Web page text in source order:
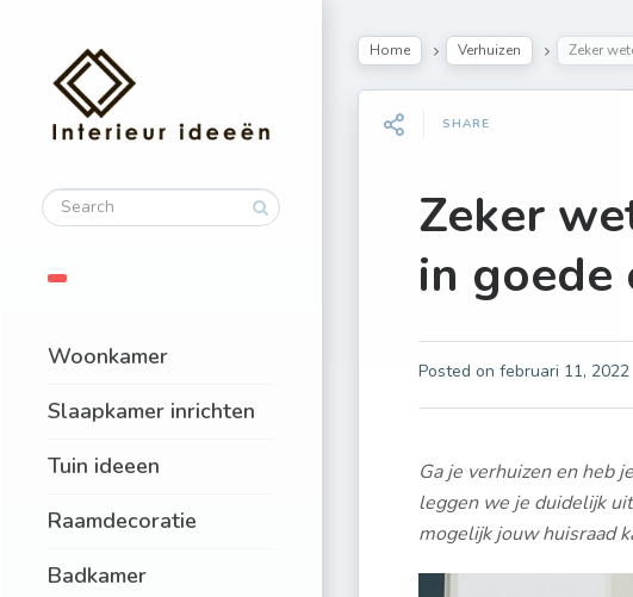
Woonkamer
Slaapkamer inrichten
Tuin ideeen
Raamdecoratie
Badkamer
Home Verhuizen Zeker
SHARE
Zeker
in goede
Posted on februari 11, 2022
Ga je verhuizen en heb
leggen we je duidelijk
mogelijk jouw huisraad